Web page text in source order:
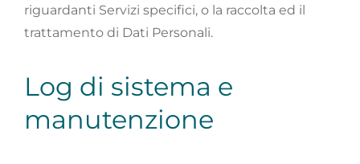
riguardanti Servizi specifici, o la raccolta ed il
trattamento di Dati Personali.
Log di sistema e
manutenzione